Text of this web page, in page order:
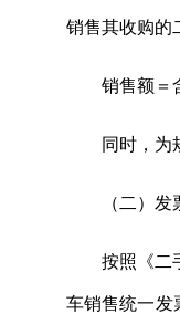
销售其收购的
销售额＝
同时，为
（二）
按照《二
车销售统一发